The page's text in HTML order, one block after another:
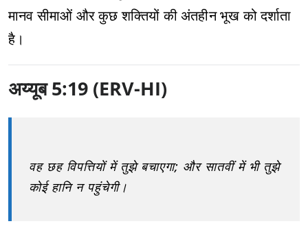
मानव सीमाओं और कुछ शक्तियों की अंतहीन भूख को दर्शाता
है।
अय्यूब 5:19 (ERV-HI)
वह छह विपत्तियों में तुझे बचाएगा; और सातवीं में भी तुझे
कोई हानि न पहुंचेगी।